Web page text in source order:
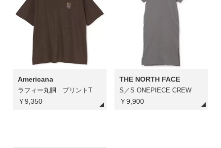
Americana
ラフィー丸胴 プリントT
￥9,350
THE NORTH FACE
S／S ONEPIECE CREW
￥9,900